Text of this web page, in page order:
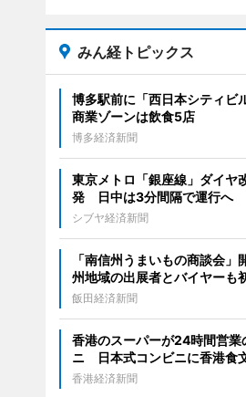
みん経トピックス
博多駅前に「西日本シティビ
商業ゾーンは飲食5店
博多経済新聞
東京メトロ「銀座線」ダイヤ
発 日中は3分間隔で運行へ
シブヤ経済新聞
「南信州うまいもの商談会
州地域の出展者とバイヤーも
飯田経済新聞
香港のスーパーが24時間営業
ニ 日本式コンビニに香港食
香港経済新聞